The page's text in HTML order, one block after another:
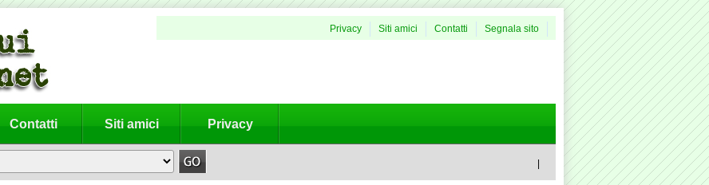
Segnala sito
Contatti
Siti amici
Privacy
Contatti Siti amici Privacy